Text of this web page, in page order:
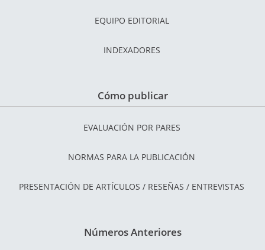
EQUIPO EDITORIAL
INDEXADORES
Cómo publicar
EVALUACIÓN POR PARES
NORMAS PARA LA PUBLICACIÓN
PRESENTACIÓN DE ARTÍCULOS / RESEÑAS / ENTREVISTAS
Números Anteriores